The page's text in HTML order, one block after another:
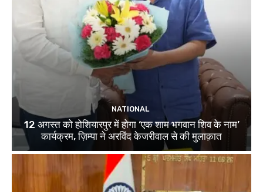
NATIONAL
12 अगस्त को होशियारपुर में होगा ‘एक शाम भगवान शिव के नाम’
कार्यक्रम, ज़िम्पा ने अरविंद केजरीवाल से की मुलाक़ात